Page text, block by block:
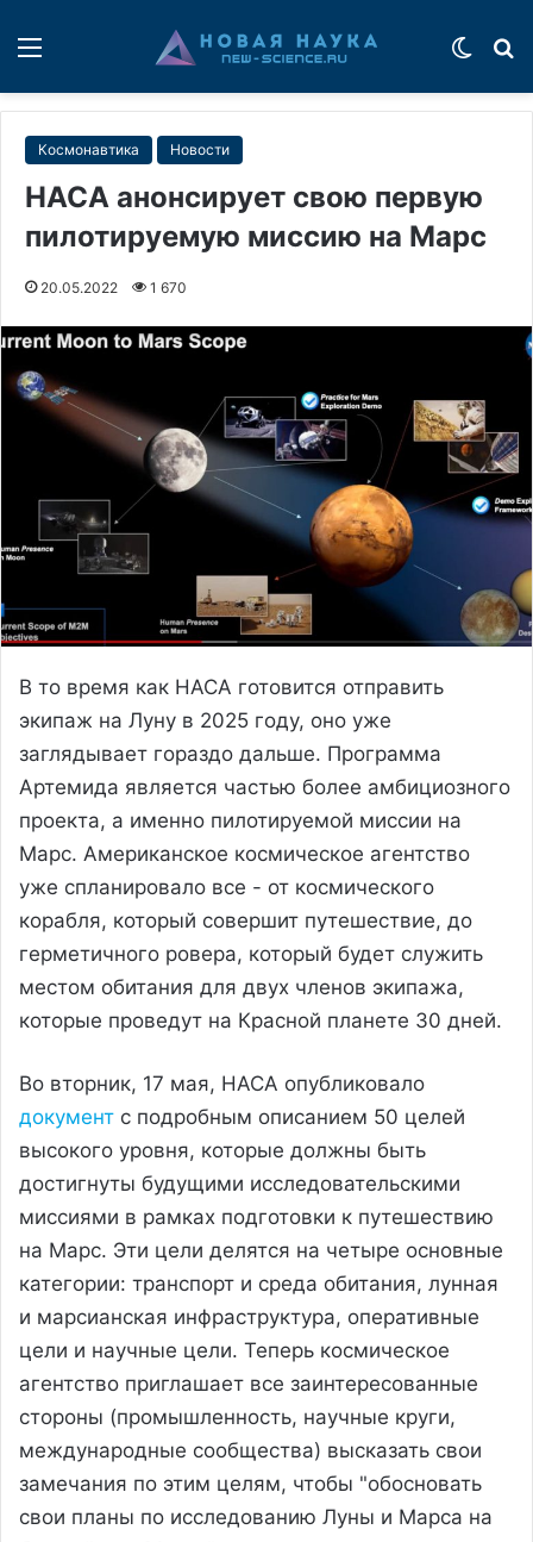
Космонавтика Новости
НАСА анонсирует свою первую
пилотируемую миссию на Марс
20.05.2022 1 670
В то время как НАСА готовится отправить
экипаж на Луну в 2025 году, оно уже
заглядывает гораздо дальше. Программа
Артемида является частью более амбициозного
проекта, а именно пилотируемой миссии на
Марс. Американское космическое агентство
уже спланировало все - от космического
корабля, который совершит путешествие, до
герметичного ровера, который будет служить
местом обитания для двух членов экипажа,
которые проведут на Красной планете 30 дней.
Во вторник, 17 мая, НАСА опубликовало
документ с подробным описанием 50 целей
высокого уровня, которые должны быть
достигнуты будущими исследовательскими
миссиями в рамках подготовки к путешествию
на Марс. Эти цели делятся на четыре основные
категории: транспорт и среда обитания, лунная
и марсианская инфраструктура, оперативные
цели и научные цели. Теперь космическое
агентство приглашает все заинтересованные
стороны (промышленность, научные круги,
международные сообщества) высказать свои
замечания по этим целям, чтобы "обосновать
свои планы по исследованию Луны и Марса на